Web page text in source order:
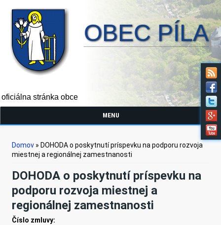
OBEC PÍLA
oficiálna stránka obce
MENU
Nachádzate sa tu
Domov » DOHODA o poskytnutí príspevku na podporu rozvoja
miestnej a regionálnej zamestnanosti
DOHODA o poskytnutí príspevku na
podporu rozvoja miestnej a
regionálnej zamestnanosti
Číslo zmluvy: